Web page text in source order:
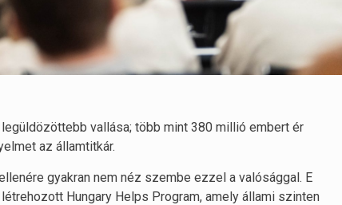
vallása; több mint 380 millió embert ér
az államtitkár.
gyakran nem néz szembe ezzel a valósággal. E
Hungary Helps Program, amely állami szinten